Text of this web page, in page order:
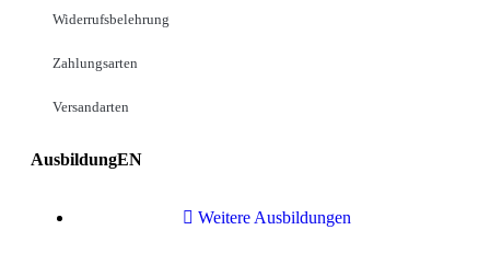
Widerrufsbelehrung
Zahlungsarten
Versandarten
AusbildungEN
Weitere Ausbildungen